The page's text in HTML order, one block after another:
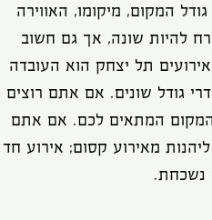
המקום, מיקומו, האווירה
להיות שונה, אך גם חשוב
תל יצחק הוא העובדה
גודל שונים. אם אתם רוצים
המתאים לכם. אם אתם
מאירוע קסום; אירוע חד
נשכחת.